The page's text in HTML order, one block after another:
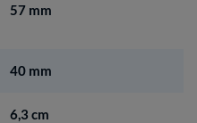
57 mm
40 mm
6,3 cm